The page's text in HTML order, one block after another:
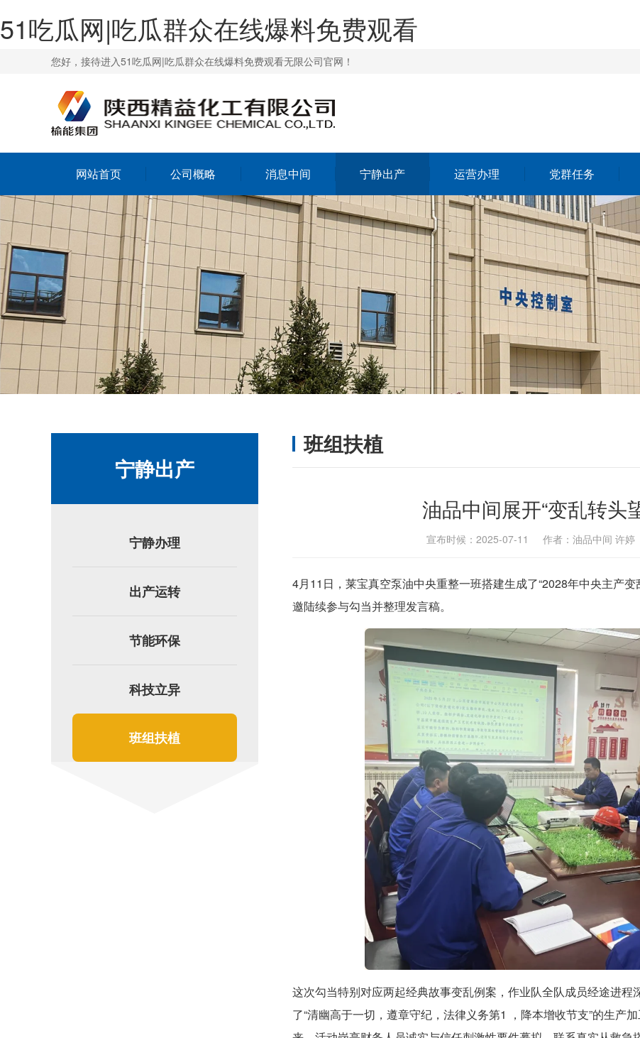
51吃瓜网|吃瓜群众在线爆料免费观看
您好，接待进入51吃瓜网|吃瓜群众在线爆料免费观看无限公司官网！
网站首页 公司概略 消息中间 宁静出产 运营办理 党群任务
宁静出产
宁静办理
出产运转
节能环保
科技立异
班组扶植
班组扶植
油品中间展开“变乱转头
宣布时候：2025-07-11 作者：油品中间 许
4月11日，莱宝真空泵油中央重整一班搭建生成了“2028年中央主产
邀陆续参与勾当并整理发言稿。
这次勾当特别对应两起经典故事变乱例案，作业队全队成员经途进
了“清幽高于一切，遵章守纪，法律义务第1 ，降本增收节支”的生产